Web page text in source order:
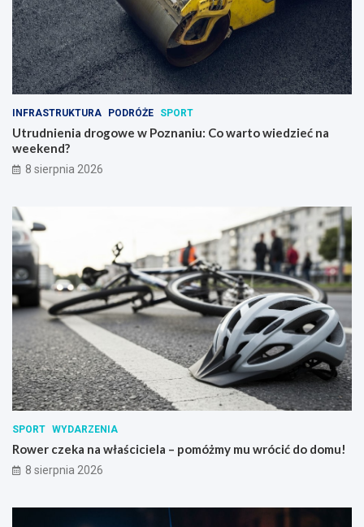
INFRASTRUKTURA PODRÓŻE SPORT
Utrudnienia drogowe w Poznaniu: Co warto wiedzieć na
weekend?
8 sierpnia 2026
SPORT WYDARZENIA
Rower czeka na właściciela – pomóżmy mu wrócić do domu!
8 sierpnia 2026